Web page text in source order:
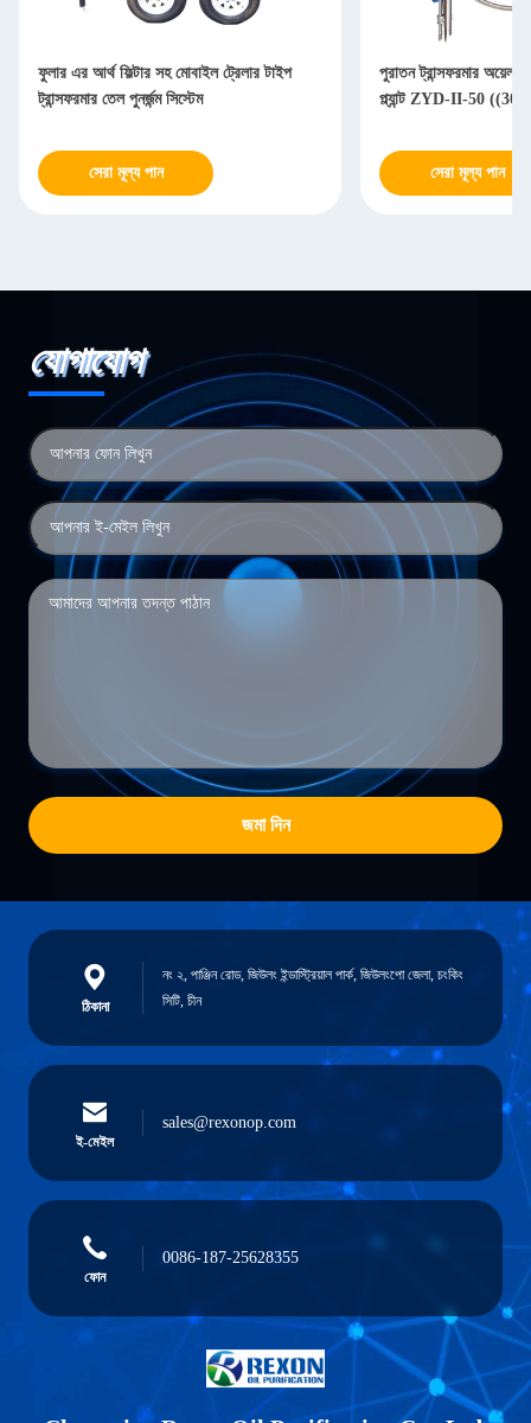
ফুলার এর আর্থ ফিল্টার সহ মোবাইল ট্রেলার টাইপ
ট্রান্সফরমার তেল পুনর্জন্ম সিস্টেম
সেরা মূল্য পান
পুরাতন ট্রান্সফরমার অয়েল
প্ল্যান্ট ZYD-II-50
সেরা মূল্য পান
যোগাযোগ
জমা দিন
ঠিকানা
নং ২, পাঞ্জিন রোড, জিউলং ইন্ডাস্ট্রিয়াল পার্ক, জিউলংপো জেলা, চংকিং
সিটি, চীন
ই-মেইল
sales@rexonop.com
ফোন
0086-187-25628355